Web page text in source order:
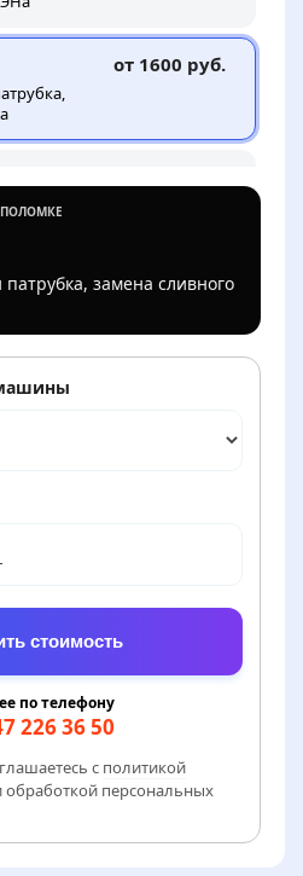
от 1600 руб.
и
от 2200 руб.
или
кнопки и
замена сливного
стоимость
по телефону
226 36 50
с политикой
обработкой персональных